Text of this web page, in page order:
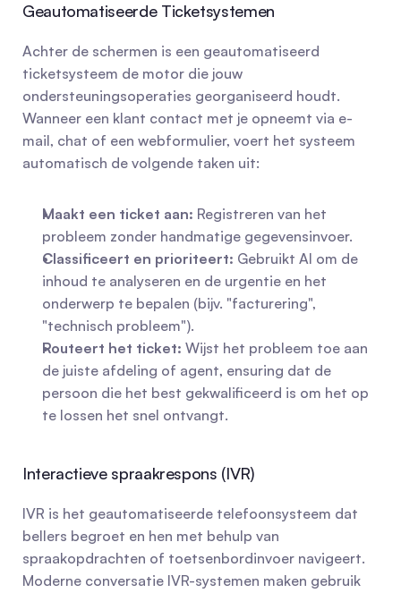
Geautomatiseerde Ticketsystemen
Achter de schermen is een geautomatiseerd
ticketsysteem de motor die jouw
ondersteuningsoperaties georganiseerd houdt.
Wanneer een klant contact met je opneemt via e-
mail, chat of een webformulier, voert het systeem
automatisch de volgende taken uit:
Maakt een ticket aan: Registreren van het
probleem zonder handmatige gegevensinvoer.
Classificeert en prioriteert: Gebruikt AI om de
inhoud te analyseren en de urgentie en het
onderwerp te bepalen (bijv. "facturering",
"technisch probleem").
Routeert het ticket: Wijst het probleem toe aan
de juiste afdeling of agent, ensuring dat de
persoon die het best gekwalificeerd is om het op
te lossen het snel ontvangt.
Interactieve spraakrespons (IVR)
IVR is het geautomatiseerde telefoonsysteem dat
bellers begroet en hen met behulp van
spraakopdrachten of toetsenbordinvoer navigeert.
Moderne conversatie IVR-systemen maken gebruik